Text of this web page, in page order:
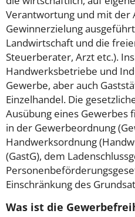
Verantwortung und mit der
Gewinnerzielung
Landwirtschaft und die
Steuerberater, Arzt etc.).
Handwerksbetriebe und
Gewerbe, aber auch
Einzelhandel. Die
Ausübung eines Gewerbes
in der Gewerbeordnung
Handwerksordnung
(GastG), dem
Einschränkung des
Was ist die